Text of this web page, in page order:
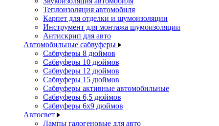
Теплоизоляция автомобиля
Карпет для отделки и шумоизоляции
Инструмент для монтажа шумоизоляции
Антискрип для авто
Автомобильные сабвуферы
Сабвуферы 8 дюймов
Сабвуферы 10 дюймов
Сабвуферы 12 дюймов
Сабвуферы 15 дюймов
Сабвуферы активные автомобильные
Сабвуферы 6,5 дюймов
Сабвуферы 6x9 дюймов
Автосвет
Лампы галогеновые для авто